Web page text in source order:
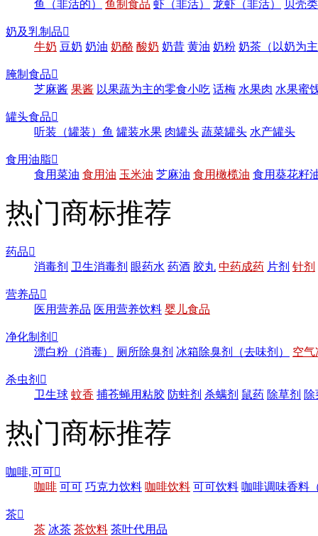
鱼（非活的）
鱼制食品 虾（非活） 龙虾（非活） 贝壳
奶及乳制品
牛奶 豆奶 奶油 奶酪 酸奶 奶昔 黄油 奶粉 奶茶（以奶为
腌制食品
芝麻酱 果酱 以果蔬为主的零食小吃 话梅 水果肉 水果蜜
罐头食品
听装（罐装）鱼 罐装水果 肉罐头 蔬菜罐头 水产罐头
食用油脂
食用菜油 食用油 玉米油 芝麻油 食用橄榄油 食用葵花籽
热门商标推荐
药品
消毒剂 卫生消毒剂 眼药水 药酒 胶丸 中药成药 片剂 针剂
营养品
医用营养品 医用营养饮料 婴儿食品
净化制剂 
漂白粉（消毒）
厕所除臭剂 冰箱除臭剂（去味剂） 空气
杀虫剂 
卫生球 蚊香 捕苍蝇用粘胶 防蛀剂 杀螨剂 鼠药 除草剂
热门商标推荐
咖啡,可可
咖啡 可可 巧克力饮料 咖啡饮料 可可饮料 咖啡调味香料
茶
茶 冰茶 茶饮料 茶叶代用品